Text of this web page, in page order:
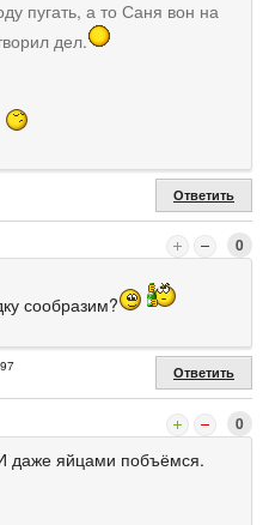
пугать, а то Саня вон на
дел.
Ответить
0
сообразим?
Ответить
0
даже яйцами побъёмся.